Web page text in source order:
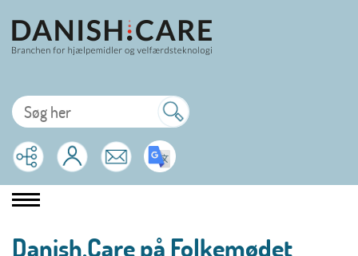
Danish.Care på Folkemødet